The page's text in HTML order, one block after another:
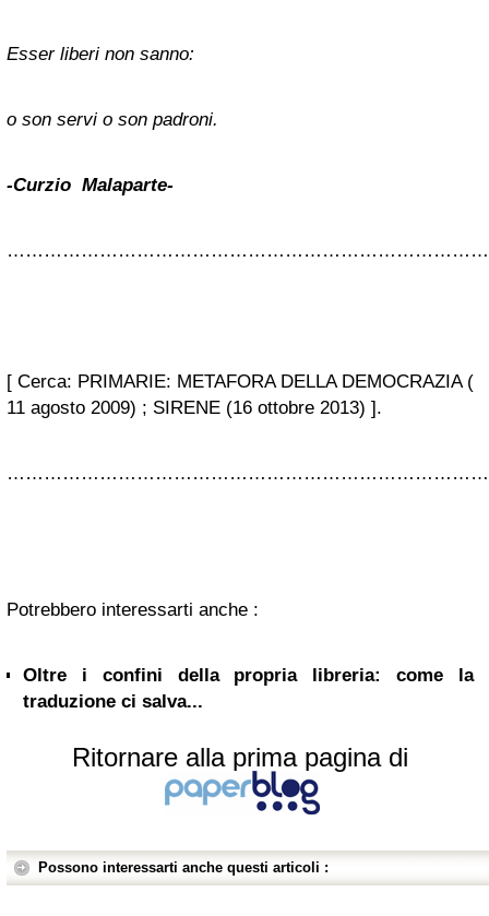
Esser liberi non sanno:
o son servi o son padroni.
-Curzio Malaparte-
…
[ Cerca: PRIMARIE: METAFORA DELLA DEMOCRAZIA (
11 agosto 2009) ; SIRENE (16 ottobre 2013) ].
…
Potrebbero interessarti anche :
Oltre i confini della propria libreria: come la
traduzione ci salva...
Ritornare alla prima pagina di
Possono interessarti anche questi articoli :